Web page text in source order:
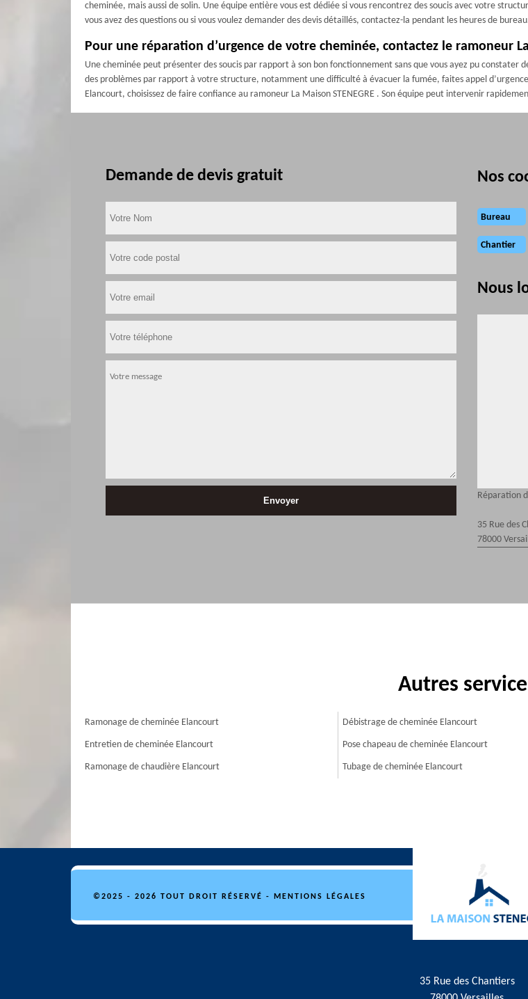
cheminée, mais aussi de solin. Une équipe entière vous est dédiée si vous rencontrez des soucis avec votre
vous avez des questions ou si vous voulez demander des devis détaillés, contactez-la pendant les heures de
Pour une réparation d’urgence de votre cheminée, contactez le ramoneur La
Une cheminée peut présenter des soucis par rapport à son bon fonctionnement sans que vous ayez pu constater
des problèmes par rapport à votre structure, notamment une difficulté à évacuer la fumée, faites appel
Elancourt, choisissez de faire confiance au ramoneur La Maison STENEGRE . Son équipe peut intervenir
Demande de devis gratuit Nos
Bureau
Chantier
Nous
Réparation
35 Rue des
78000
Autres
Ramonage de cheminée Elancourt
Entretien de cheminée Elancourt
Ramonage de chaudière Elancourt
Débistrage de cheminée Elancourt
Pose chapeau de cheminée Elancourt
Tubage de cheminée Elancourt
©2025 - 2026 TOUT DROIT RÉSERVÉ - MENTIONS LÉGALES
35 Rue des Chantiers